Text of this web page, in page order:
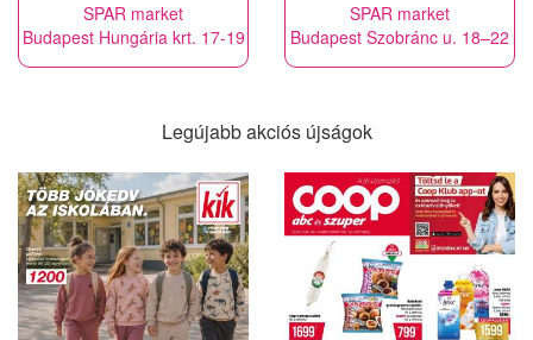
SPAR market
Budapest Hungária krt. 17-19
SPAR market
Budapest Szobránc u. 18–22
Legújabb akciós újságok